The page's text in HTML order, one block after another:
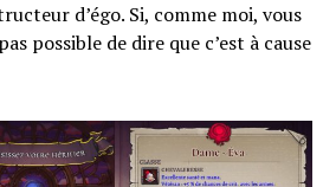
d’égo. Si, comme moi, vous
possible de dire que c’est à cause